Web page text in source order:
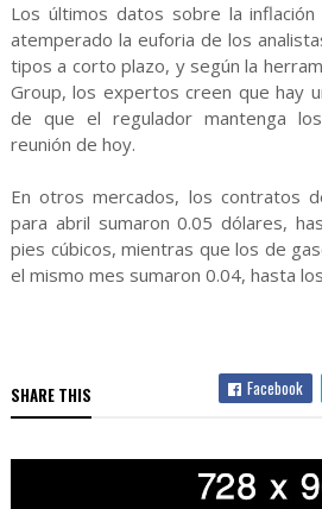
Los últimos datos sobre la
atemperado la euforia de los
tipos a corto plazo, y según la
Group, los expertos creen que hay
de que el regulador mantenga
reunión de hoy.
En otros mercados, los contratos
para abril sumaron 0.05 dólares,
pies cúbicos, mientras que los de
el mismo mes sumaron 0.04, hasta
SHARE THIS Facebook